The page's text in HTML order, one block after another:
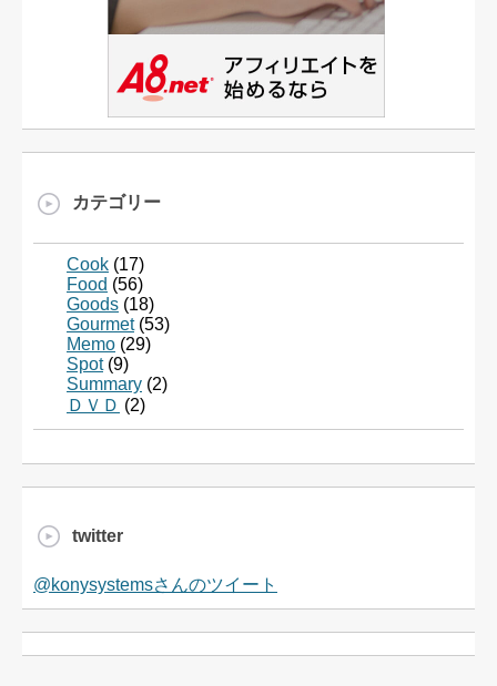
カテゴリー
Cook (17)
Food (56)
Goods (18)
Gourmet(53)
Memo (29)
Spot(9)
Summary (2)
ＤＶＤ (2)
twitter
@konysystemsさんのツイート